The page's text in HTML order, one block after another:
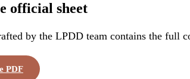
official sheet
by the LPDD team contains the full
PDF